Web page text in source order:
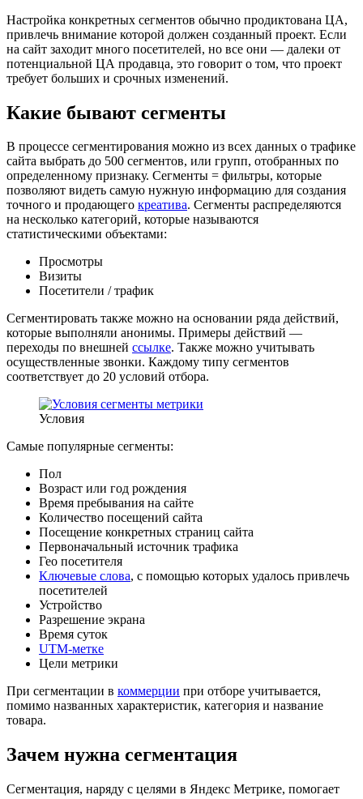
Настройка конкретных сегментов обычно продиктована ЦА,
привлечь внимание которой должен созданный проект. Если
на сайт заходит много посетителей, но все они — далеки от
потенциальной ЦА продавца, это говорит о том, что проект
требует больших и срочных изменений.
Какие бывают сегменты
В процессе сегментирования можно из всех данных о трафике
сайта выбрать до 500 сегментов, или групп, отобранных по
определенному признаку. Сегменты = фильтры, которые
позволяют видеть самую нужную информацию для создания
точного и продающего креатива. Сегменты распределяются
на несколько категорий, которые называются
статистическими объектами:
Просмотры
Визиты
Посетители / трафик
Сегментировать также можно на основании ряда действий,
которые выполняли анонимы. Примеры действий —
переходы по внешней ссылке. Также можно учитывать
осуществленные звонки. Каждому типу сегментов
соответствует до 20 условий отбора.
Условия
Самые популярные сегменты:
Пол
Возраст или год рождения
Время пребывания на сайте
Количество посещений сайта
Посещение конкретных страниц сайта
Первоначальный источник трафика
Гео посетителя
Ключевые слова, с помощью которых удалось привлечь
посетителей
Устройство
Разрешение экрана
Время суток
UTM-метке
Цели метрики
При сегментации в коммерции при отборе учитывается,
помимо названных характеристик, категория и название
товара.
Зачем нужна сегментация
Сегментация, наряду с целями в Яндекс Метрике, помогает